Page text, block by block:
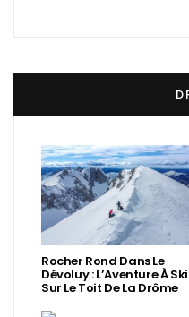
Rocher Rond Dans Le
Dévoluy : L’Aventure À Ski
Sur Le Toit De La Drôme